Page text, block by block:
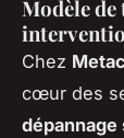
Modèle
Chez
cœur des